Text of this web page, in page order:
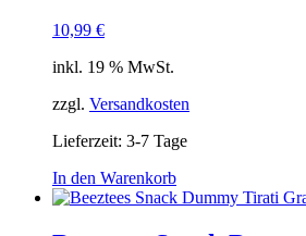
10,99 €
inkl. 19 % MwSt.
zzgl. Versandkosten
Lieferzeit: 3-7 Tage
In den Warenkorb